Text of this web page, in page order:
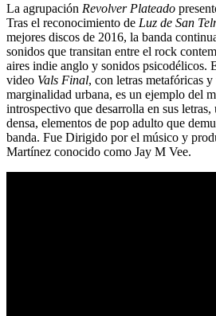
La agrupación Revolver Plateado
Tras el reconocimiento de Luz de San
mejores discos de 2016, la banda
sonidos que transitan entre el rock
aires indie anglo y sonidos psicodélicos.
video Vals Final, con letras metafóricas
marginalidad urbana, es un ejemplo del
introspectivo que desarrolla en sus
densa, elementos de pop adulto que
banda. Fue Dirigido por el músico y
Martínez conocido como Jay M Vee.